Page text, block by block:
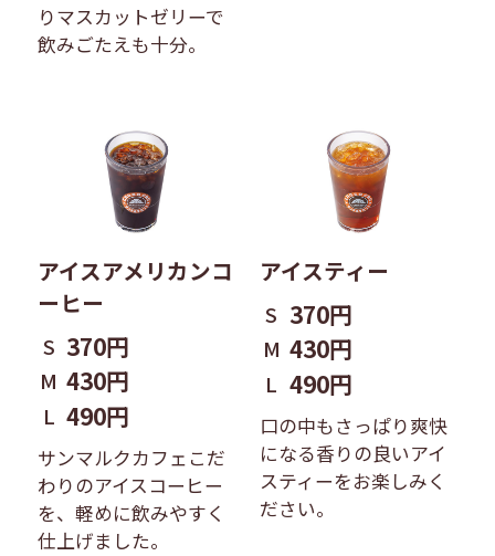
りマスカットゼリーで
飲みごたえも十分。
アイスアメリカンコ
ーヒー
S 370円
M 430円
L 490円
サンマルクカフェこだ
わりのアイスコーヒー
を、軽めに飲みやすく
仕上げました。
アイスティー
S 370円
M 430円
L 490円
口の中もさっぱり爽快
になる香りの良いアイ
スティーをお楽しみく
ださい。